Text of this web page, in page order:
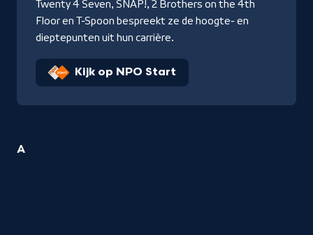
Twenty 4 Seven, SNAP!, 2 Brothers on the 4th
Floor en T-Spoon bespreekt ze de hoogte- en
dieptepunten uit hun carrière.
Kijk op NPO Start
3
A